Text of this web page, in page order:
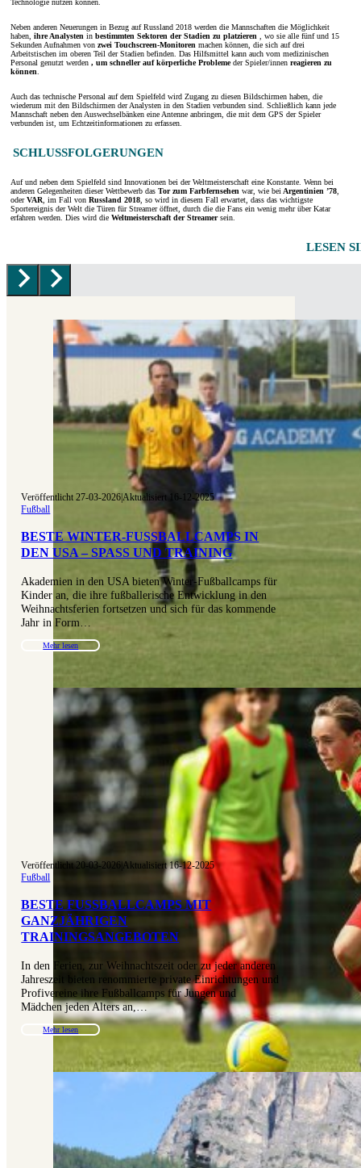
Technologie nutzen können.
Neben anderen Neuerungen in Bezug auf Russland 2018 werden die Mannschaften die Möglichkeit
haben, ihre Analysten in bestimmten Sektoren der Stadien zu platzieren , wo sie alle fünf und 15
Sekunden Aufnahmen von zwei Touchscreen-Monitoren machen können, die sich auf drei
Arbeitstischen im oberen Teil der Stadien befinden. Das Hilfsmittel kann auch vom medizinischen
Personal genutzt werden , um schneller auf körperliche Problemeder Spieler/innen reagieren zu
können.
Auch das technische Personal auf dem Spielfeld wird Zugang zu diesen Bildschirmen haben, die
wiederum mit den Bildschirmen der Analysten in den Stadien verbunden sind. Schließlich kann jede
Mannschaft neben den Auswechselbänken eine Antenne anbringen, die mit dem GPS der Spieler
verbunden ist, um Echtzeitinformationen zu erfassen.
SCHLUSSFOLGERUNGEN
Auf und neben dem Spielfeld sind Innovationen bei der Weltmeisterschaft eine Konstante. Wenn bei
anderen Gelegenheiten dieser Wettbewerb das Tor zum Farbfernsehen war, wie beiArgentinien ’78,
oderVAR, im Fall von Russland 2018, so wird in diesem Fall erwartet, dass das wichtigste
Sportereignis der Welt die Türen für Streamer öffnet, durch die die Fans ein wenig mehr über Katar
erfahren werden. Dies wird die Weltmeisterschaft der Streamersein.
LESEN
Veröffentlicht 27-03-2026|Aktualisiert 16-12-2025
Fußball
BESTE WINTER-FUSSBALLCAMPS IN D
EN USA – SPASS UND TRAINING
Akademien in den USA bieten Winter-Fußballcamps für
Kinder an, die ihre fußballerische Entwicklung in den
Weihnachtsferien fortsetzen und sich für das kommende
Jahr in Form…
Mehr lesen
Veröffentlicht 20-03-2026|Aktualisiert 16-12-2025
Fußball
BESTE FUSSBALLCAMPS MIT G
ANZJÄHRIGEN T
RAININGSANGEBOTEN
In den Ferien, zur Weihnachtszeit oder zu jeder anderen
Jahreszeit bieten renommierte private Einrichtungen und
Profivereine ihre Fußballcamps für Jungen und
Mädchen jeden Alters an,…
Mehr lesen